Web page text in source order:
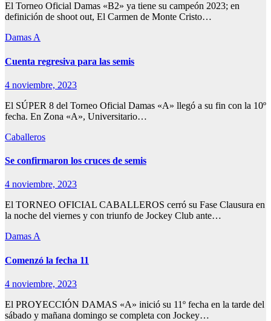
El Torneo Oficial Damas «B2» ya tiene su campeón 2023; en
definición de shoot out, El Carmen de Monte Cristo…
Damas A
Cuenta regresiva para las semis
4 noviembre, 2023
El SÚPER 8 del Torneo Oficial Damas «A» llegó a su fin con la 10º
fecha. En Zona «A», Universitario…
Caballeros
Se confirmaron los cruces de semis
4 noviembre, 2023
El TORNEO OFICIAL CABALLEROS cerró su Fase Clausura en
la noche del viernes y con triunfo de Jockey Club ante…
Damas A
Comenzó la fecha 11
4 noviembre, 2023
El PROYECCIÓN DAMAS «A» inició su 11º fecha en la tarde del
sábado y mañana domingo se completa con Jockey…